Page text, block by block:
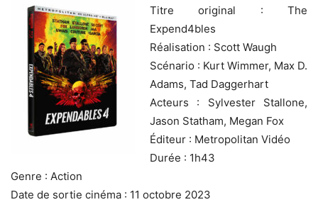
Titre original : The
Expend4bles
Réalisation : Scott Waugh
Scénario : Kurt Wimmer, Max D.
Adams, Tad Daggerhart
Acteurs : Sylvester Stallone,
Jason Statham, Megan Fox
Éditeur : Metropolitan Vidéo
Durée : 1h43
Genre : Action
Date de sortie cinéma : 11 octobre 2023